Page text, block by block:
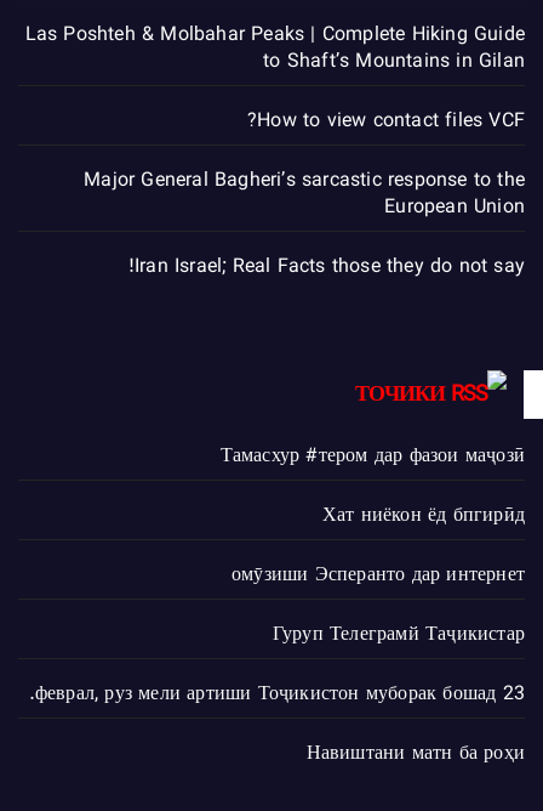
Las Poshteh & Molbahar Peaks | Complete Hiking Guide
to Shaft’s Mountains in Gilan
How to view contact files VCF?
Major General Bagheri’s sarcastic response to the
European Union
Iran Israel; Real Facts those they do not say!
ТОЧИКИ
Тамасхур #тером дар фазои маҷозӣ
Хат ниёкон ёд бпгирӣд
омӯзиши Эсперанто дар интернет
Гуруп Телеграмй Таҷикистар
23 феврал, руз мели артиши Тоҷикистон муборак бошад.
Навиштани матн ба роҳи